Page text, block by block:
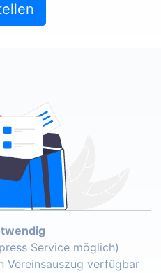
Service möglich)
Vereinsauszug verfügbar